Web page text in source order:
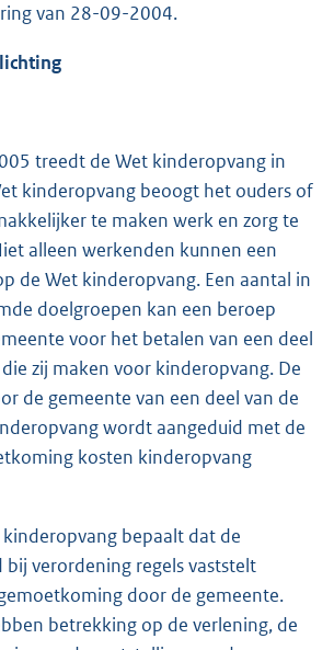
van 28-09-2004.
treedt de Wet kinderopvang in
kinderopvang beoogt het ouders of
te maken werk en zorg te
alleen werkenden kunnen een
de Wet kinderopvang. Een aantal in
doelgroepen kan een beroep
voor het betalen van een deel
zij maken voor kinderopvang. De
de gemeente van een deel van de
wordt aangeduid met de
kosten kinderopvang
bepaalt dat de
bij verordening regels vaststelt
door de gemeente.
betrekking op de verlening, de